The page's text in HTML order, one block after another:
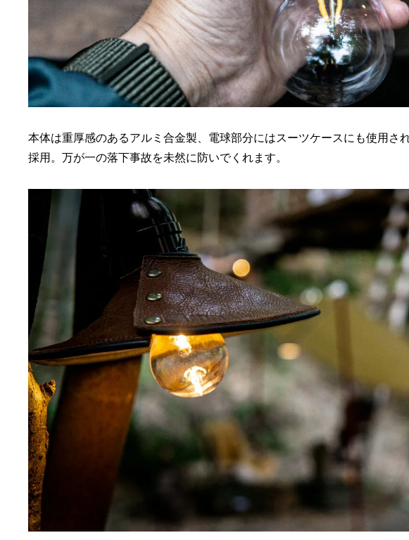
本体は重厚感のあるアルミ合金製、電球部分にはスーツケースにも使用さ
採用。万が一の落下事故を未然に防いでくれます。